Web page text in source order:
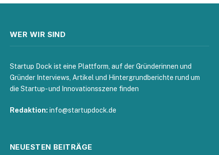
WER WIR SIND
Startup Dock ist eine Plattform, auf der Gründerinnen und
Gründer Interviews, Artikel und Hintergrundberichte rund um
die Startup- und Innovationsszene finden
Redaktion: info@startupdock.de
NEUESTEN BEITRÄGE